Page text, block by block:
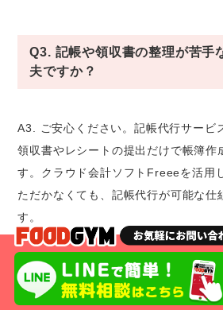
Q3. 記帳や領収書の整理が苦手
夫ですか？
A3. ご安心ください。記帳代行サービ
領収書やレシートの提出だけで帳簿作
す。クラウド会計ソフトFreeeを活用
ただかなくても、記帳代行が可能な仕
す。
Q4. 顧問料はいくらぐらいかか